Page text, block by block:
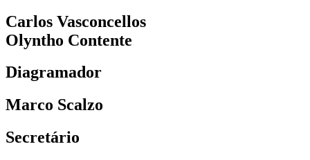
Carlos Vasconcellos
Olyntho Contente
Diagramador
Marco Scalzo
Secretário